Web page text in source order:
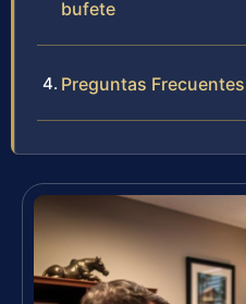
bufete
Preguntas Frecuentes